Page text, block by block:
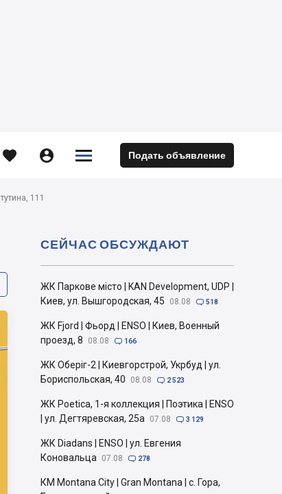
  

 Подать объявление
111
ЖК Паркове місто | KAN Development, UDP |
Киев, ул. Вышгородская, 45
08.08  518
ЖК Fjord | Фьорд | ENSO | Киев, Военный
проезд, 8
08.08  166
ЖК Оберіг-2 | Киевгорстрой, Укрбуд | ул.
Бориспольская, 40
08.08  2 523
ЖК Poetica, 1-я коллекция | Поэтика | ENSO
| ул. Дегтяревская, 25а
07.08  3 129
ЖК Diadans | ENSO | ул. Евгения
Коновальца
07.08  278
КМ Montana City | Gran Montana | с. Гора,
СЕЙЧАС ОБСУЖДАЮТ